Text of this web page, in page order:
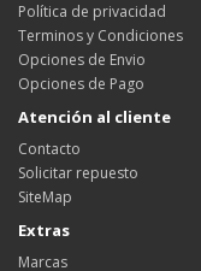
Política de privacidad
Terminos y Condiciones
Opciones de Envio
Opciones de Pago
Atención al cliente
Contacto
Solicitar repuesto
SiteMap
Extras
Marcas